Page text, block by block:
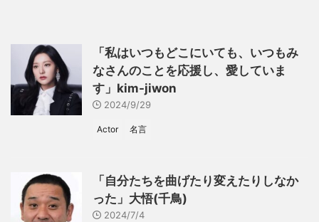
「私はいつもどこにいても、いつもみ
なさんのことを応援し、愛していま
す」kim-jiwon
2024/9/29
Actor 名言
「自分たちを曲げたり変えたりしなか
った」大悟(千鳥)
2024/7/4